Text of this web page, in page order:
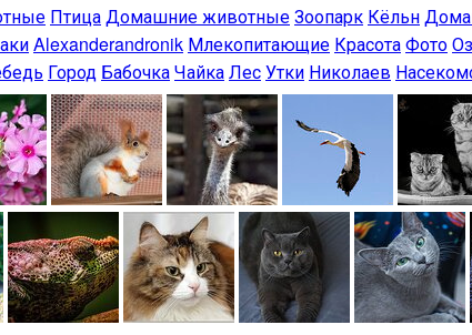
ПтицаДомашние животныеЗоопарк Кёльн
Alexanderandronik Млекопитающие КрасотаФото
Город БабочкаЧайкаЛесУтки Николаев